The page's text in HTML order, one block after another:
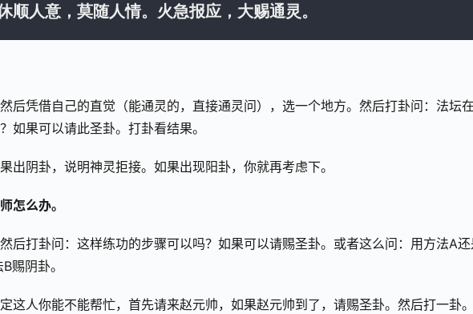
顺人意，莫随人情。火急报应，大赐通灵。
后凭借自己的直觉（能通灵的，直接通灵问），选一个地方。然后打卦问：法坛
如果可以请此圣卦。打卦看结果。
出阴卦，说明神灵拒接。如果出现阳卦，你就再考虑下。
怎么办。
后打卦问：这样练功的步骤可以吗？如果可以请赐圣卦。或者这么问：用方法A
赐阴卦。
这人你能不能帮忙，首先请来赵元帅，如果赵元帅到了，请赐圣卦。然后打一卦